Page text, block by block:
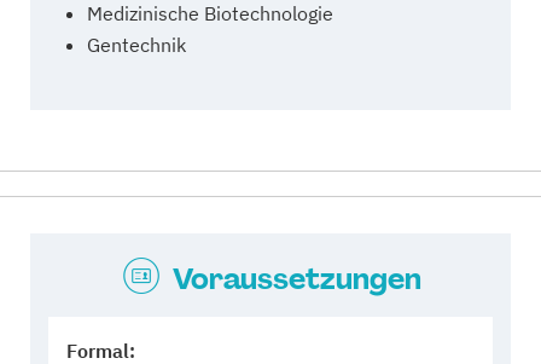
Medizinische Biotechnologie
Gentechnik
Voraussetzungen
Formal: